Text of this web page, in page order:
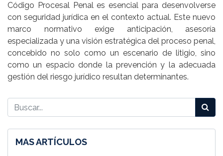
Código Procesal Penal es esencial para desenvolverse
con seguridad jurídica en el contexto actual. Este nuevo
marco normativo exige anticipación, asesoría
especializada y una visión estratégica del proceso penal,
concebido no solo como un escenario de litigio, sino
como un espacio donde la prevención y la adecuada
gestión del riesgo jurídico resultan determinantes.
MAS ARTÍCULOS